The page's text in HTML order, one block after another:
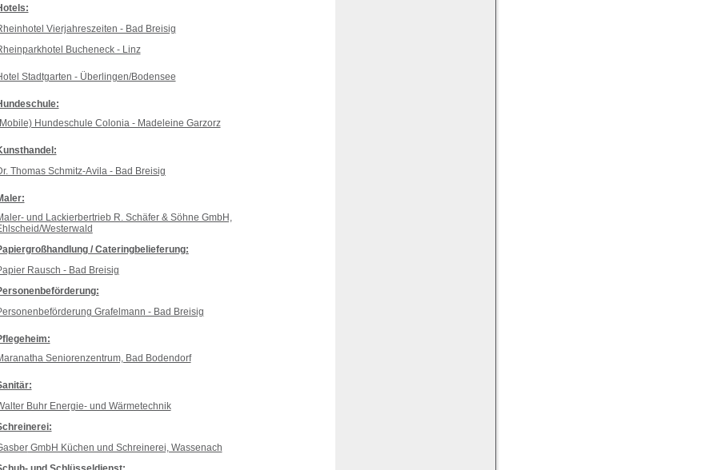
Vierjahreszeiten - Bad Breisig
Bucheneck - Linz
Stadtgarten - Überlingen/Bodensee
Hundeschule Colonia - Madeleine Garzorz
Thomas Schmitz-Avila - Bad Breisig
und Lackierbertrieb R. Schäfer & Söhne GmbH,
Westerwald
/ Cateringbelieferung:
Rausch - Bad Breisig
Grafelmann - Bad Breisig
Seniorenzentrum, Bad Bodendorf
Buhr Energie- und Wärmetechnik
GmbH Küchen und Schreinerei, Wassenach